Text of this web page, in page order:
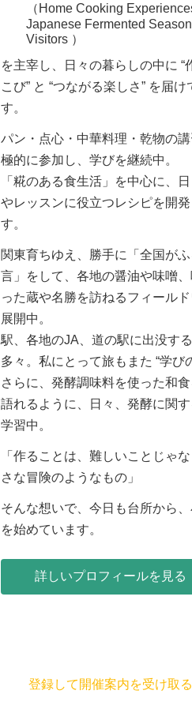
（Home Cooking
Japanese Fermented
Visitors ）
を主宰し、日々の暮らしの中に “
こび” と “つながる楽しさ” を届け
す。
パン・点心・中華料理・乾物の
極的に参加し、学びを継続中。
「糀のある食生活」を中心に、
やレッスンに役立つレシピを開発
す。
関東育ちゆえ、勝手に「全国が
言」をして、各地の醤油や味噌
った蔵や名勝を訪ねるフィール
展開中。
駅、各地のJA、道の駅に出没す
多々。私にとって旅もまた “学び
さらに、発酵調味料を使った和
語れるように、日々、発酵に関
学習中。
「作ることは、難しいことじゃ
さな冒険のようなもの」
そんな想いで、今日も台所から
を始めています。
詳しいプロフィールを見る
登録して開催案内を受け取る